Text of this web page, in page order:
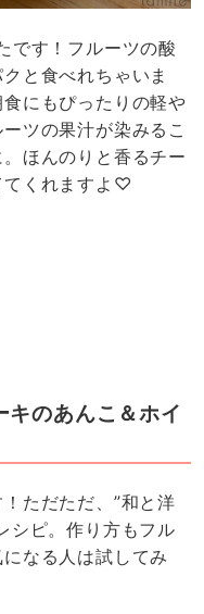
です！フルーツの酸
と食べれちゃいま
にもぴったりの軽や
ツの果汁が染みるこ
ほんのりと香るチー
てくれますよ♡
のあんこ＆ホイ
ただただ、”和と洋
シピ。作り方もフル
なる人は試してみ